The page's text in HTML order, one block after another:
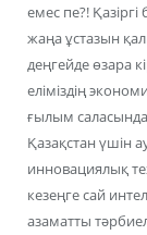
емес пе?!
жаңа ұстазын
деңгейде өзара
еліміздің
ғылым
Қазақстан үшін
инновациялық
кезеңге сай
азаматты